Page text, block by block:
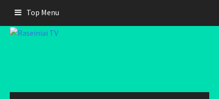
content
Top Menu